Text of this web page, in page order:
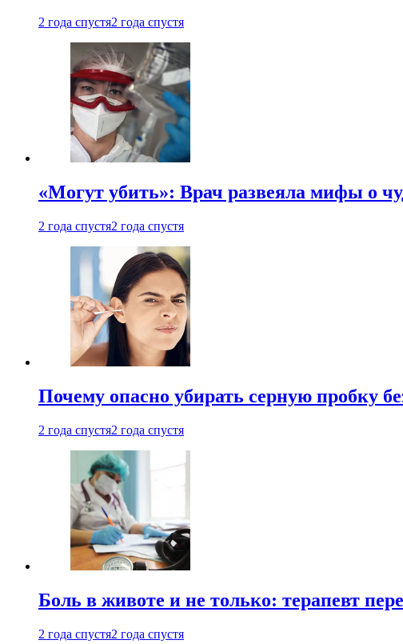
2 года спустя2 года спустя
«Могут убить»: Врач развеяла мифы о
2 года спустя2 года спустя
Почему опасно убирать серную пробку
2 года спустя2 года спустя
Боль в животе и не только: терапевт
2 года спустя2 года спустя